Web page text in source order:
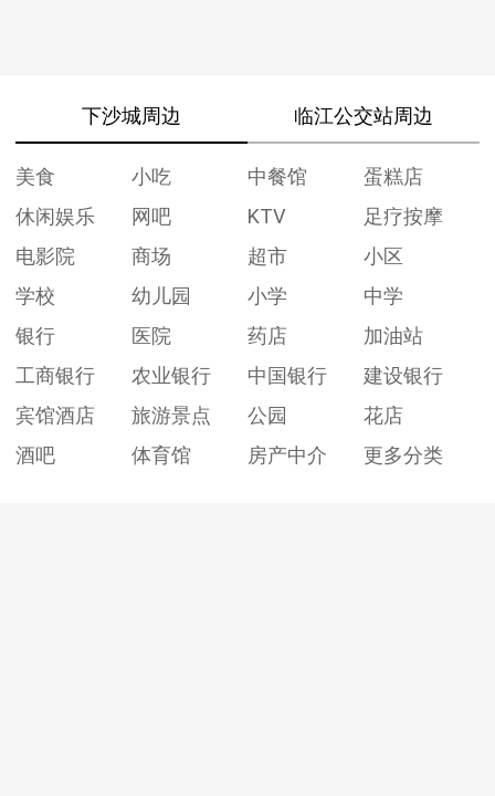
下沙城周边 临江公交站周边
美食 小吃 中餐馆
蛋糕店
休闲娱乐
网吧 KTV
足疗按摩
电影院
商场 超市
小区
学校
幼儿园 小学
中学
银行
医院 药店
加油站
工商银行
农业银行 中国银行
建设银行
宾馆酒店
旅游景点 公园
花店
酒吧
体育馆 房产中介 更多分类